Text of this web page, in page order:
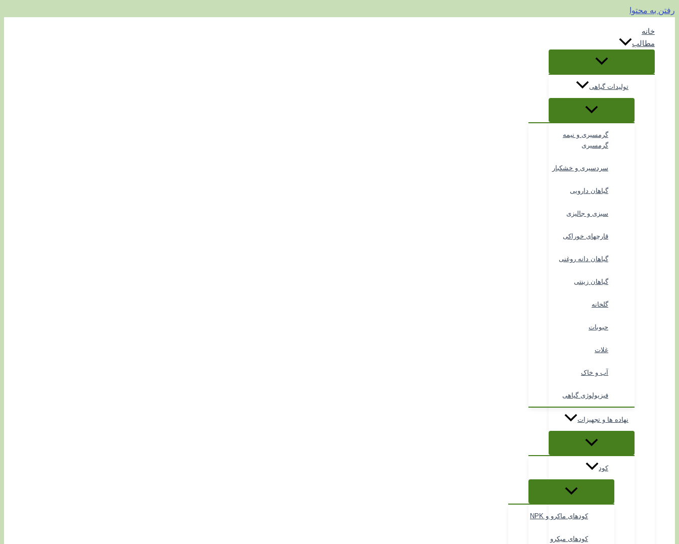
رفتن به محتوا
خانه
مطالب
تولیدات گیاهی
گرمسیری و نیمه
گرمسیری
سردسیری و خشکبار
گیاهان دارویی
سبزی و جالیزی
قارچهای خوراکی
گیاهان دانه روغنی
گیاهان زینتی
گلخانه
حبوبات
غلات
آب و خاک
فیزیولوژی گیاهی
نهاده ها و تجهیزات
کود
کودهای ماکرو و NPK
کودهای میکرو